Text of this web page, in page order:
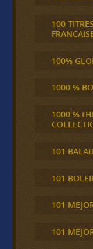
100
100%
1000 %
1000 %
101
101
101
101